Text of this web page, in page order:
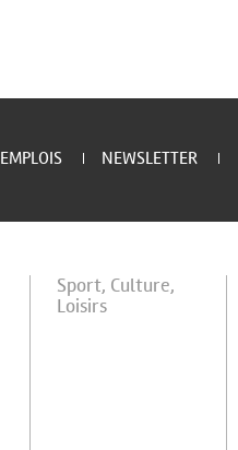
EMPLOIS NEWSLETTER
Sport, Culture,
Loisirs